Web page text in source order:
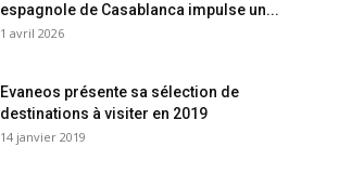
espagnole de Casablanca impulse un...
1 avril 2026
Evaneos présente sa sélection de
destinations à visiter en 2019
14 janvier 2019